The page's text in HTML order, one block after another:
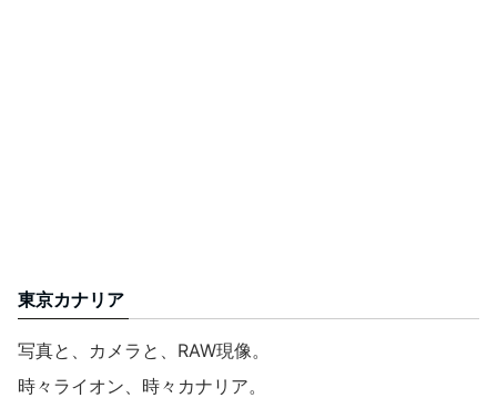
東京カナリア
写真と、カメラと、RAW現像。
時々ライオン、時々カナリア。